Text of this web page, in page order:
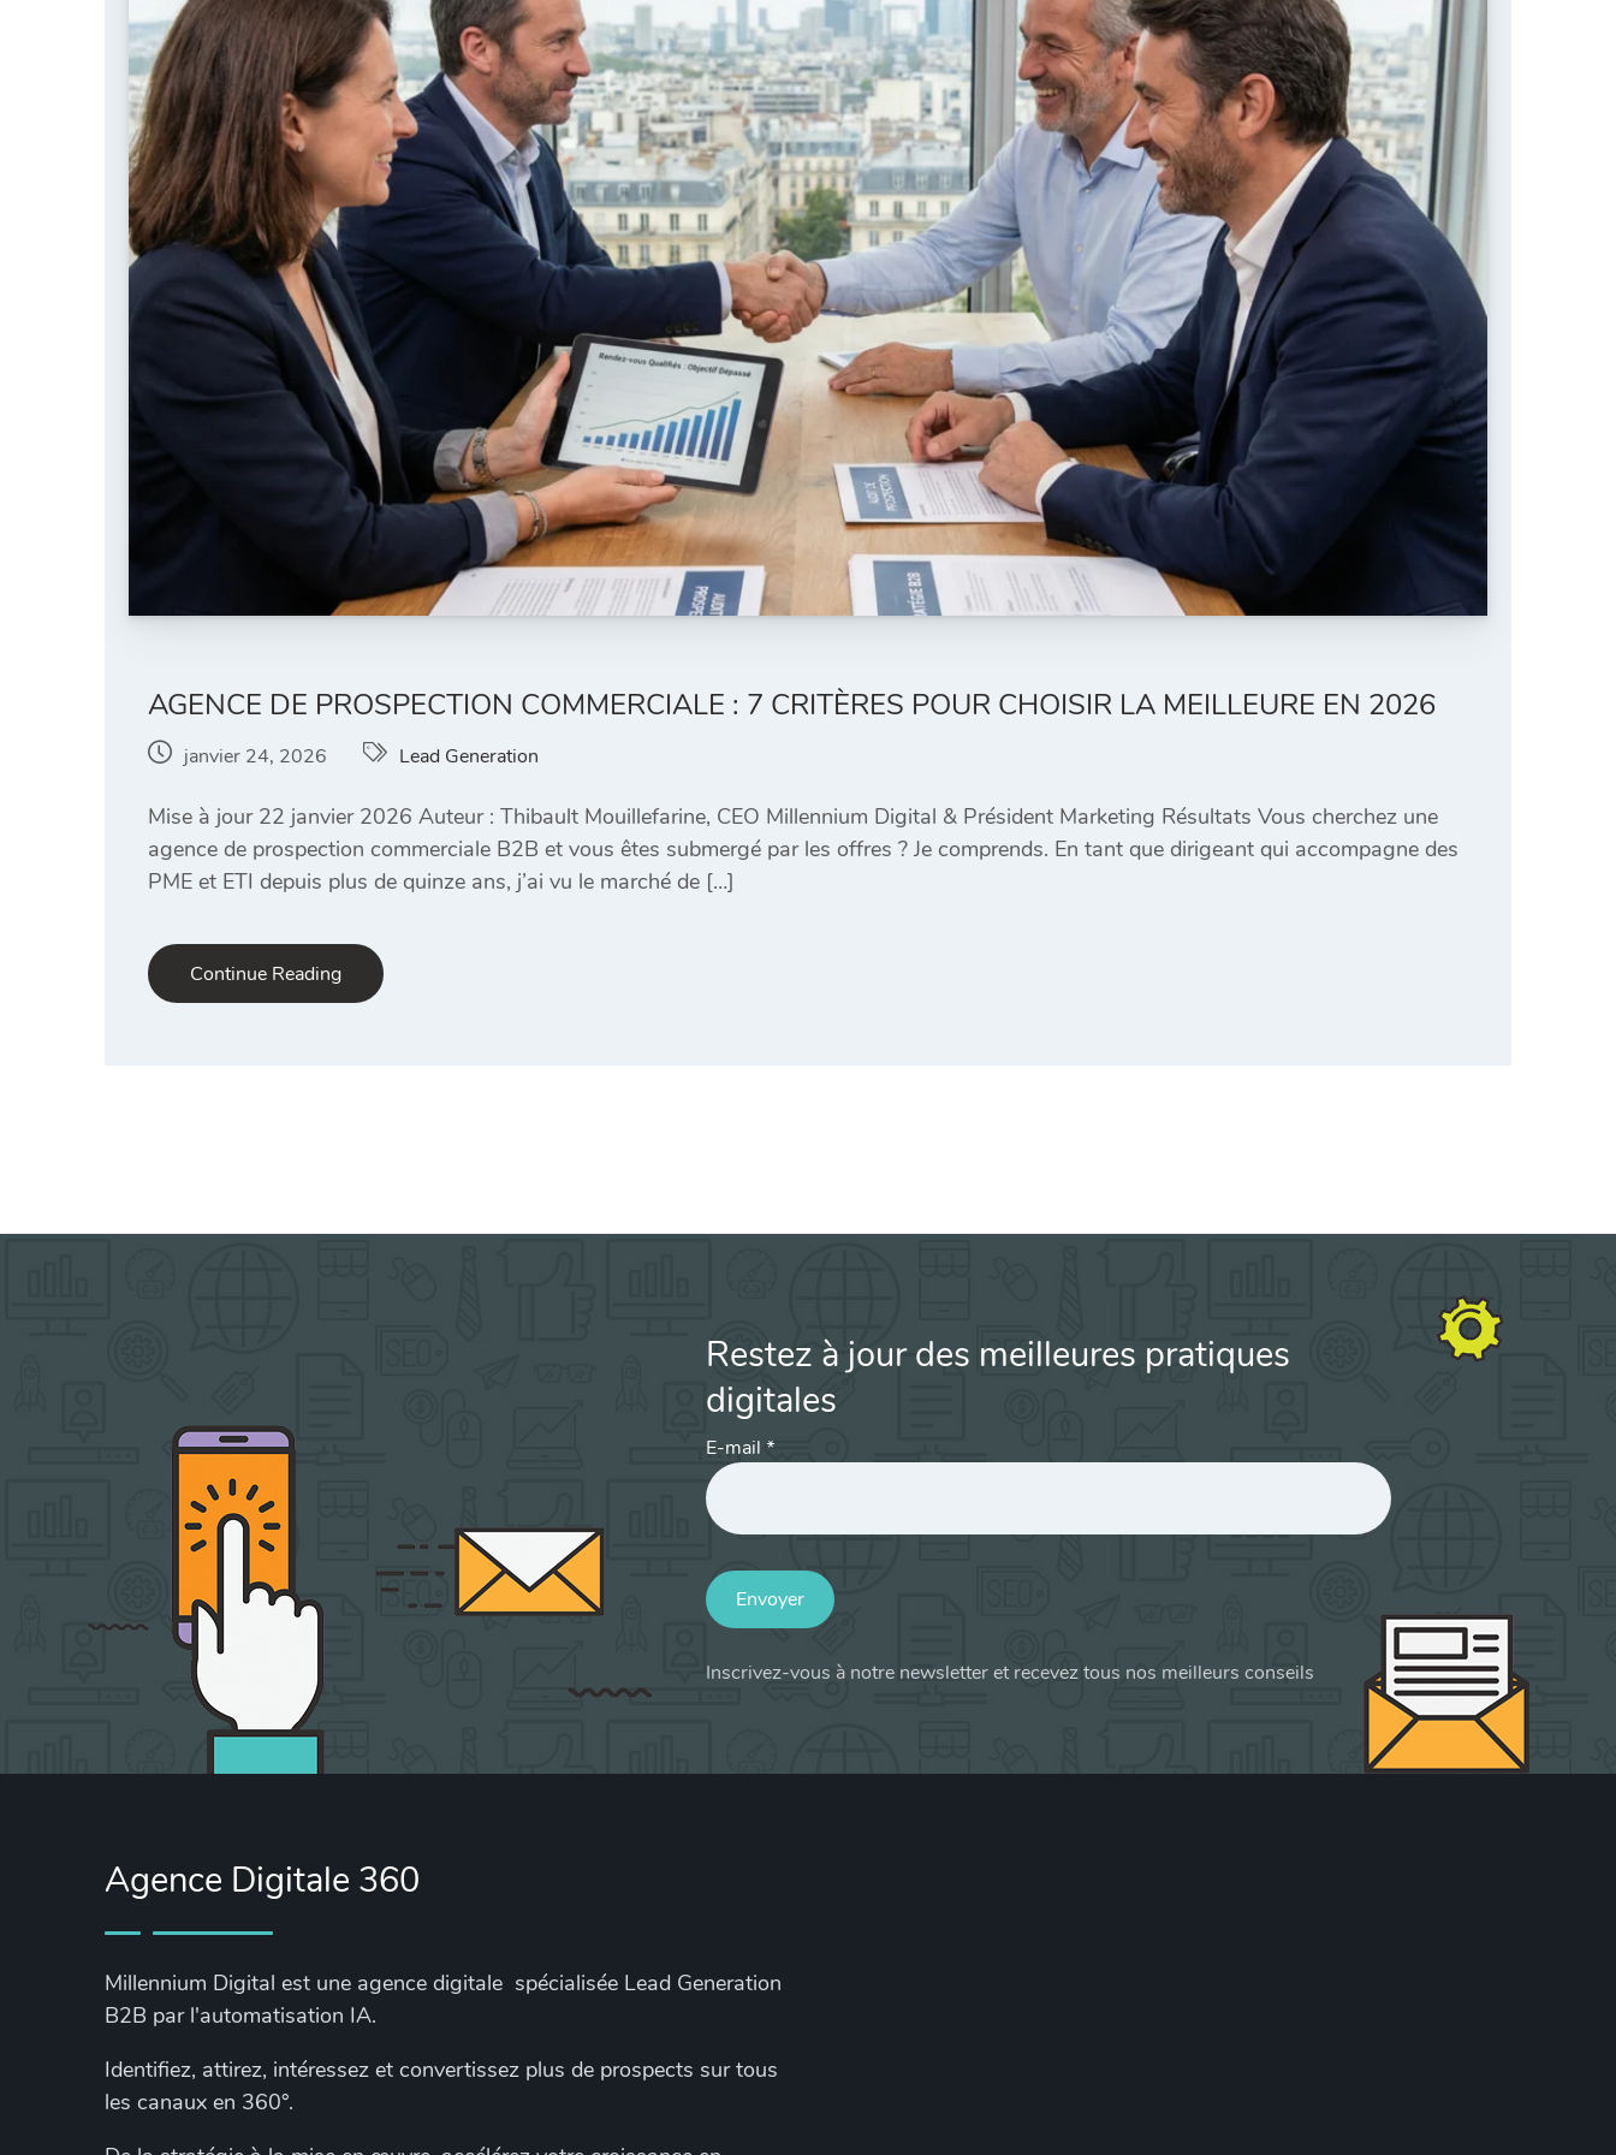
AGENCE DE PROSPECTION COMMERCIALE : 7 CRITÈRES POUR CHOISIR LA MEILLEURE EN 2026
janvier 24, 2026 Lead Generation
Mise à jour 22 janvier 2026 Auteur : Thibault Mouillefarine, CEO Millennium Digital & Président Marketing Résultats Vous cherchez une
agence de prospection commerciale B2B et vous êtes submergé par les offres ? Je comprends. En tant que dirigeant qui accompagne des
PME et ETI depuis plus de quinze ans, j’ai vu le marché de […]
Continue Reading
Restez à jour des meilleures pratiques
digitales
E-mail *
Envoyer
Inscrivez-vous à notre newsletter et recevez tous nos meilleurs conseils
Agence Digitale 360
Millennium Digital est une agence digitale spécialisée Lead Generation
B2B par l'automatisation IA.
Identifiez, attirez, intéressez et convertissez plus de prospects sur tous
les canaux en 360°.